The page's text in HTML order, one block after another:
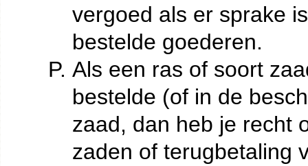
vergoed als er sprake
bestelde goederen.
Als een ras of soort
bestelde (of in de
zaad, dan heb je recht
zaden of terugbetaling